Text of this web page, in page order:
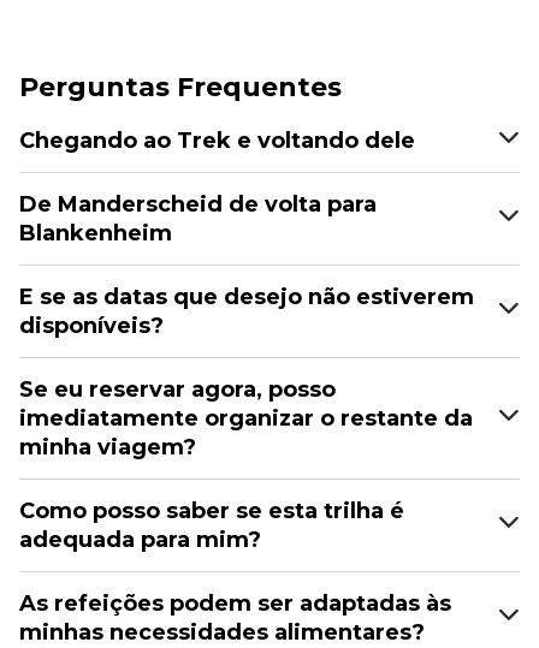
Perguntas Frequentes
Chegando ao Trek e voltando dele
De Manderscheid de volta para
Blankenheim
E se as datas que desejo não estiverem
disponíveis?
Se eu reservar agora, posso
imediatamente organizar o restante da
minha viagem?
Como posso saber se esta trilha é
adequada para mim?
As refeições podem ser adaptadas às
minhas necessidades alimentares?